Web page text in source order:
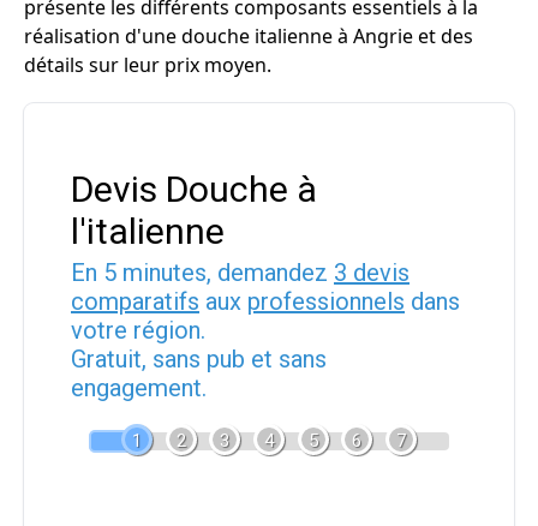
présente les différents composants essentiels à la
réalisation d'une douche italienne à Angrie et des
détails sur leur prix moyen.
Devis Douche à
l'italienne
En 5 minutes, demandez 3 devis
comparatifs aux professionnels dans
votre région.
Gratuit, sans pub et sans
engagement.
1 2 3 4 5 6 7